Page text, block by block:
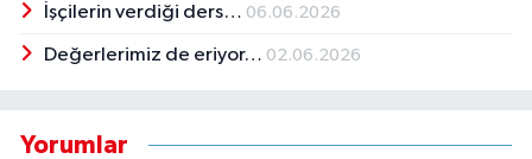
İşçilerin verdiği ders… 06.06.2026
Değerlerimiz de eriyor… 02.06.2026
Yorumlar